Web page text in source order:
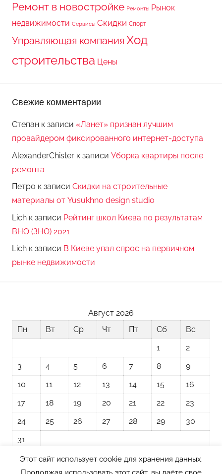
Ремонт в новостройке Ремонты Рынок
недвижимости Сервисы Скидки Спорт
Управляющая компания Ход
строительства Цены
Свежие комментарии
Степан к записи «Ланет» признан лучшим
провайдером фиксированного интернет-доступа
AlexanderChister к записи Уборка квартиры после
ремонта
Петро к записи Скидки на строительные
материалы от Yusukhno design studio
Lich к записи Рейтинг школ Киева по результатам
ВНО (ЗНО) 2021
Lich к записи В Киеве упал спрос на первичном
рынке недвижимости
Август 2026
Пн
Вт Ср Чт Пт Сб
Вс
1
2
3
4 5 6 7 8
9
10
11 12 13 14 15
16
17
18 19 20 21 22
23
24
25 26 27 28 29
30
31
« Ноя
Этот сайт использует cookie для хранения данных.